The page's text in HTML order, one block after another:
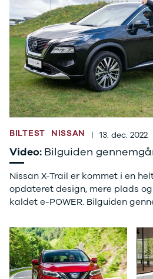
Ranger
Raptor
S-Max
Transit
Courier
Transit
Connect
Transit
Custom
Transit 350
Transit 350
Transit 350
L3 Chassis
Transit 350
E-Transit
350 L2 Van
E-Transit
350 L3 Van
BILTEST NISSAN | 13. dec. 2022
Video: Bilguiden
Nissan X-Trail er kommet i en
opdateret design, mere plads
kaldet e-POWER. Bilguiden